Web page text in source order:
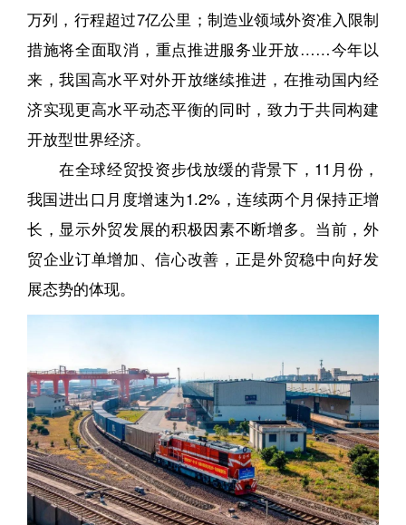
万列，行程超过7亿公里；制造业领域外资准入限制
措施将全面取消，重点推进服务业开放……今年以
来，我国高水平对外开放继续推进，在推动国内经
济实现更高水平动态平衡的同时，致力于共同构建
开放型世界经济。
在全球经贸投资步伐放缓的背景下，11月份，
我国进出口月度增速为1.2%，连续两个月保持正增
长，显示外贸发展的积极因素不断增多。当前，外
贸企业订单增加、信心改善，正是外贸稳中向好发
展态势的体现。